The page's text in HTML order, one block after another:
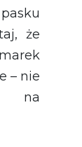
że
– nie
na